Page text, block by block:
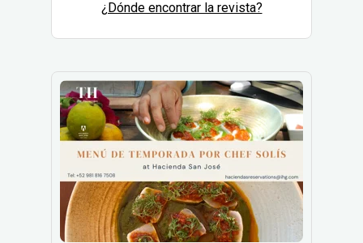
¿Dónde encontrar la revista?